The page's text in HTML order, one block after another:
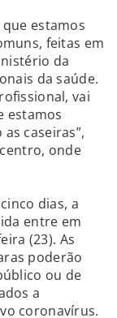
estamos
feitas em
da
da saúde.
vai
estamos
caseiras”,
onde
dias, a
entre em
(23). As
poderão
ou de
a
coronavírus.